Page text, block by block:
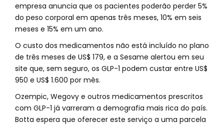
empresa anuncia que os pacientes poderão perder 5%
do peso corporal em apenas três meses, 10% em seis
meses e 15% em um ano.
O custo dos medicamentos não está incluído no plano
de três meses de US$ 179, e a Sesame alertou em seu
site que, sem seguro, os GLP-1 podem custar entre US$
950 e US$ 1.600 por mês.
Ozempic, Wegovy e outros medicamentos prescritos
com GLP-1 já varreram a demografia mais rica do país.
Botta espera que oferecer este serviço a uma parcela